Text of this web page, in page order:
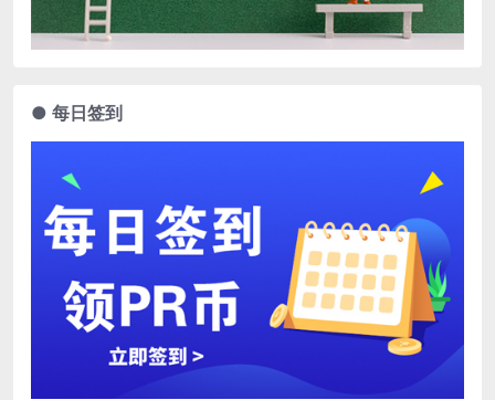
● 每日签到